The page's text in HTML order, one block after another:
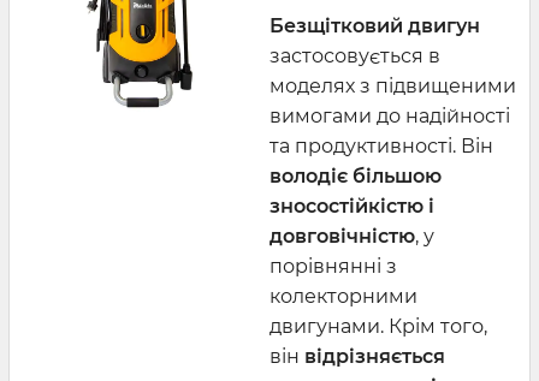
Безщітковий двигун
застосовується в
моделях з підвищеними
вимогами до надійності
та продуктивності. Він
володіє більшою
зносостійкістю і
довговічністю, у
порівнянні з
колекторними
двигунами. Крім того,
він відрізняється